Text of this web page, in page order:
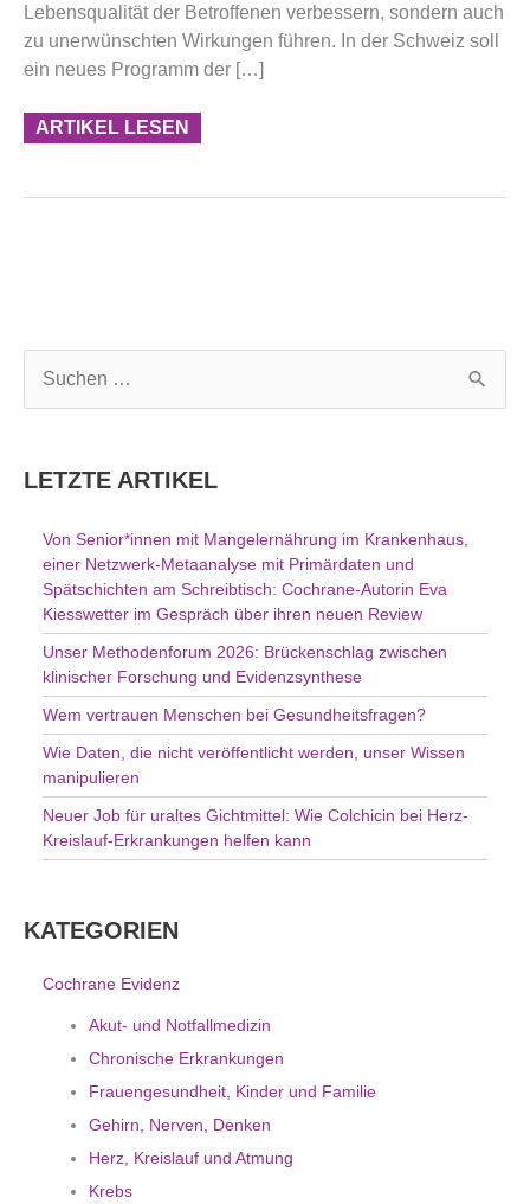
Lebensqualität der Betroffenen verbessern, sondern auch
zu unerwünschten Wirkungen führen. In der Schweiz soll
ein neues Programm der […]
ARTIKEL LESEN
u
e
LETZTE ARTIKEL
Von Senior*innen mit Mangelernährung im Krankenhaus,
einer Netzwerk-Metaanalyse mit Primärdaten und
Spätschichten am Schreibtisch: Cochrane-Autorin Eva
Kiesswetter im Gespräch über ihren neuen Review
Unser Methodenforum 2026: Brückenschlag zwischen
klinischer Forschung und Evidenzsynthese
Wem vertrauen Menschen bei Gesundheitsfragen?
Wie Daten, die nicht veröffentlicht werden, unser Wissen
manipulieren
Neuer Job für uraltes Gichtmittel: Wie Colchicin bei Herz-
Kreislauf-Erkrankungen helfen kann
KATEGORIEN
Cochrane Evidenz
Akut- und Notfallmedizin
Chronische Erkrankungen
Frauengesundheit, Kinder und Familie
Gehirn, Nerven, Denken
Herz, Kreislauf und Atmung
Krebs